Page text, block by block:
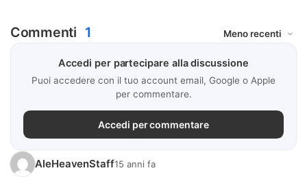
Commenti 1
Accedi per partecipare alla discussione
Puoi accedere con il tuo account email, Google o Apple
per commentare.
Accedi per commentare
AleHeavenStaff15 anni fa